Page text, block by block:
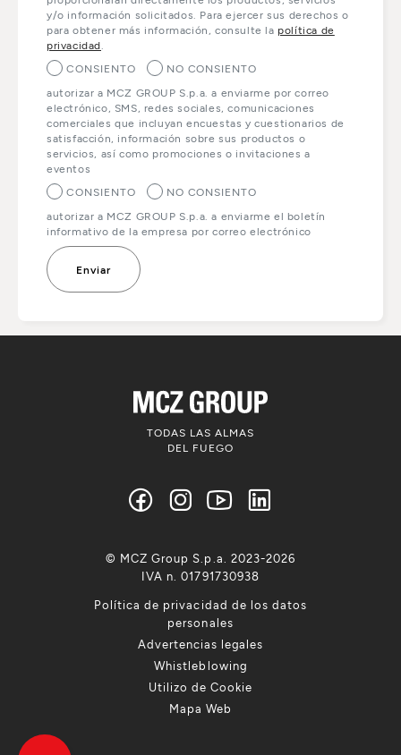
y/o información solicitados. Para ejercer sus derechos o
para obtener más información, consulte la política de
privacidad
CONSIENTO
NO CONSIENTO
autorizar a MCZ GROUP S.p.a. a enviarme por correo
electrónico, SMS, redes sociales, comunicaciones
comerciales que incluyan encuestas y cuestionarios de
satisfacción, información sobre sus productos o
servicios, así como promociones o invitaciones a
eventos
CONSIENTO
NO CONSIENTO
autorizar a MCZ GROUP S.p.a. a enviarme el boletín
informativo de la empresa por correo electrónico
TODAS LAS ALMAS
DEL FUEGO
Política de privacidad de los datos
personales
Advertencias legales
Whistleblowing
Utilizo de Cookie
Mapa Web
© MCZ Group S.p.a. 2023-2026
IVA n. 01791730938